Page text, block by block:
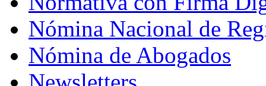
Nómina Nacional de
Nómina de Abogados